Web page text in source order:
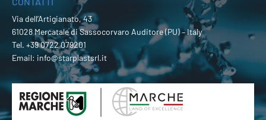
Via dell’Artigianato, 43
61028 Mercatale di Sassocorvaro Auditore (PU) – Italy
Tel. +39 0722 079201
Email: info@starplastsrl.it